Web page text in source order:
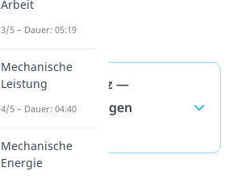
Kreisfrequenz —
häufigste Fragen
Arbeit
3/5 – Dauer: 05:19
Mechanische
Leistung
4/5 – Dauer: 04:40
Mechanische
Energie